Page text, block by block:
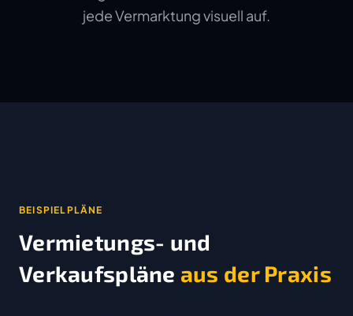
jede Vermarktung visuell auf.
BEISPIELPLÄNE
Vermietungs- und
Verkaufspläne aus der Praxis